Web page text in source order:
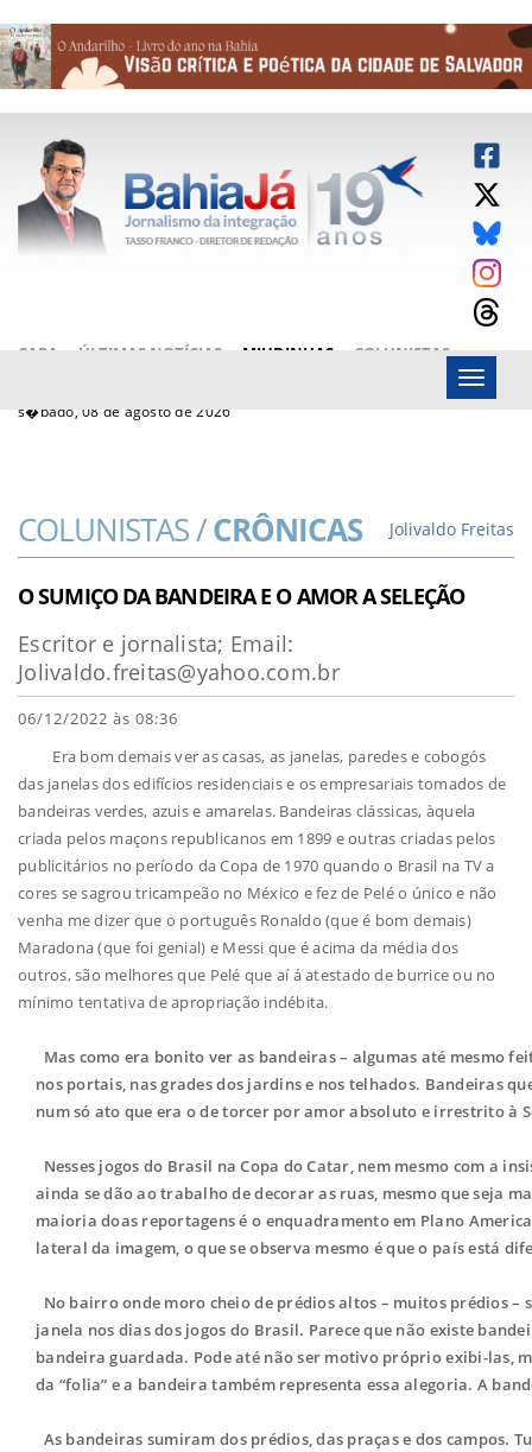
CAPA ÚLTIMAS NOTÍCIAS MIUDINHAS
COLUNISTAS
s�bado, 08 de agosto de 2026
Menu
COLUNISTAS /CRÔNICAS Jolivaldo Freitas
O SUMIÇO DA BANDEIRA E O AMOR A SELEÇÃO
Escritor e jornalista; Email:
Jolivaldo.freitas@yahoo.com.br
06/12/2022 às 08:36
Era bom demais ver as casas, as janelas, paredes e cobogós
das janelas dos edifícios residenciais e os empresariais tomados de
bandeiras verdes, azuis e amarelas. Bandeiras clássicas, àquela
criada pelos maçons republicanos em 1899 e outras criadas pelos
publicitários no período da Copa de 1970 quando o Brasil na TV a
cores se sagrou tricampeão no México e fez de Pelé o único e não
venha me dizer que o português Ronaldo (que é bom demais)
Maradona (que foi genial) e Messi que é acima da média dos
outros, são melhores que Pelé que aí á atestado de burrice ou no
mínimo tentativa de apropriação indébita.
Mas como era bonito ver as bandeiras – algumas até mesmo
nos portais, nas grades dos jardins e nos telhados. Bandeiras
num só ato que era o de torcer por amor absoluto e irrestrito à
Nesses jogos do Brasil na Copa do Catar, nem mesmo com a
ainda se dão ao trabalho de decorar as ruas, mesmo que seja
maioria doas reportagens é o enquadramento em Plano
lateral da imagem, o que se observa mesmo é que o país está
No bairro onde moro cheio de prédios altos – muitos prédios
janela nos dias dos jogos do Brasil. Parece que não existe
bandeira guardada. Pode até não ser motivo próprio exibi-las,
da “folia” e a bandeira também representa essa alegoria. A
As bandeiras sumiram dos prédios, das praças e dos campos.